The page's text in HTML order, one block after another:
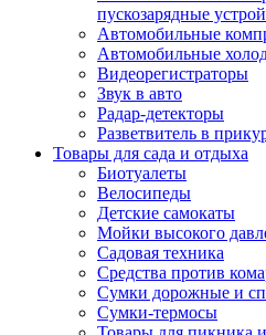
пускозарядные
Автомобильные
Автомобильные
Видеорегистраторы
Звук в авто
Радар-детекторы
Разветвитель в
Товары для сада и отдыха
Биотуалеты
Велосипеды
Детские самокаты
Мойки высокого
Садовая техника
Средства против
Сумки дорожные и
Сумки-термосы